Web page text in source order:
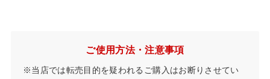
✓乾燥した唇もひとぬりでもっちりとうるおった唇に
ベタつきの少ないオーガニック植物オイル*3で、軽いつけ心地
で包み込むように保湿。リップクリームとしても使えます。
ご使用方法・注意事項
※当店では転売目的を疑われるご購入はお断りさせてい